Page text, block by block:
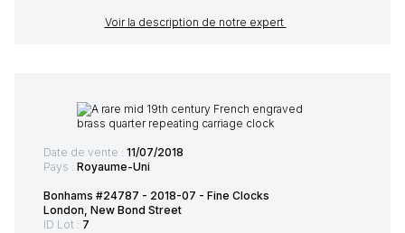
Voir la description de notre expert
Date de vente : 11/07/2018
Pays : Royaume-Uni
Bonhams #24787 - 2018-07 - Fine Clocks
London, New Bond Street
ID Lot : 7